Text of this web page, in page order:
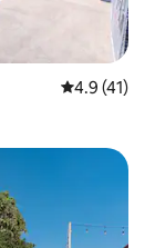
평점 4.9점
4.9 (41)